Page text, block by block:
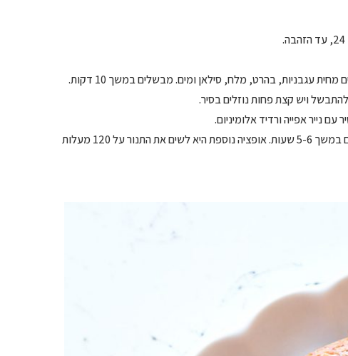
עגבניות, בהרט, מלח, סילאן ומים. מבשלים במשך 10 דקות.
נייר אפייה ורדיד אלומיניום.
– מעבירים את הסיר לתנור על 140 מעלות (חום עליון תחתון) ואופים במשך 5-6 שעות. אופציה נוספת היא לשים את התנור על 120 מעלות